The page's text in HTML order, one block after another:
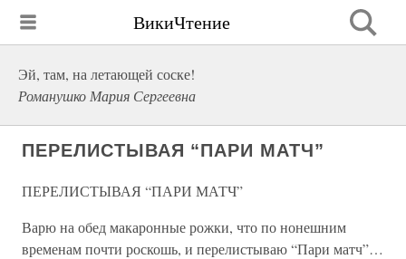
ВикиЧтение
Эй, там, на летающей соске!
Романушко Мария Сергеевна
ПЕРЕЛИСТЫВАЯ “ПАРИ МАТЧ”
ПЕРЕЛИСТЫВАЯ “ПАРИ МАТЧ”
Варю на обед макаронные рожки, что по нонешним
временам почти роскошь, и перелистываю “Пари матч”…